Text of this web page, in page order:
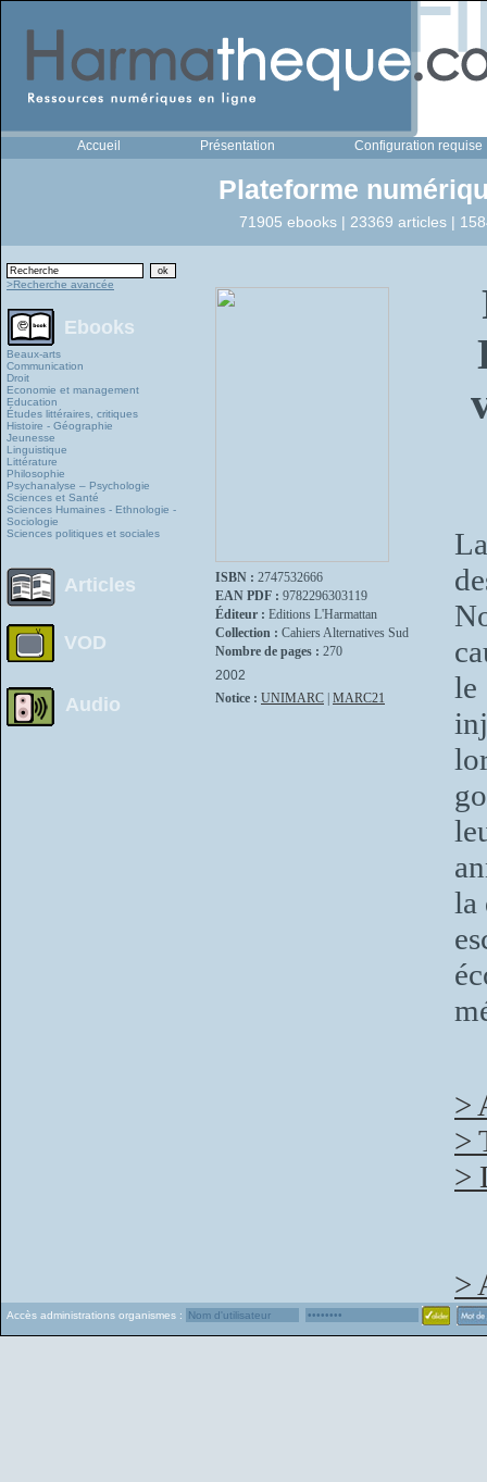
Accueil Présentation Configuration requise
Plateforme
71905 ebooks | 23369 articles |
>Recherche avancée
Ebooks
Beaux-arts
Communication
Droit
Economie et management
Education
Études littéraires, critiques
Histoire - Géographie
Jeunesse
Linguistique
Littérature
Philosophie
Psychanalyse – Psychologie
Sciences et Santé
Sciences Humaines - Ethnologie -
Sociologie
Sciences politiques et sociales
Articles
VOD
Audio
ISBN : 2747532666
EAN PDF : 9782296303119
Éditeur : Editions L'Harmattan
Collection : Cahiers Alternatives Sud
Nombre de pages : 270
2002
Notice : UNIMARC MARC21
le
la
>
>
>
>
Accès administrations organismes :